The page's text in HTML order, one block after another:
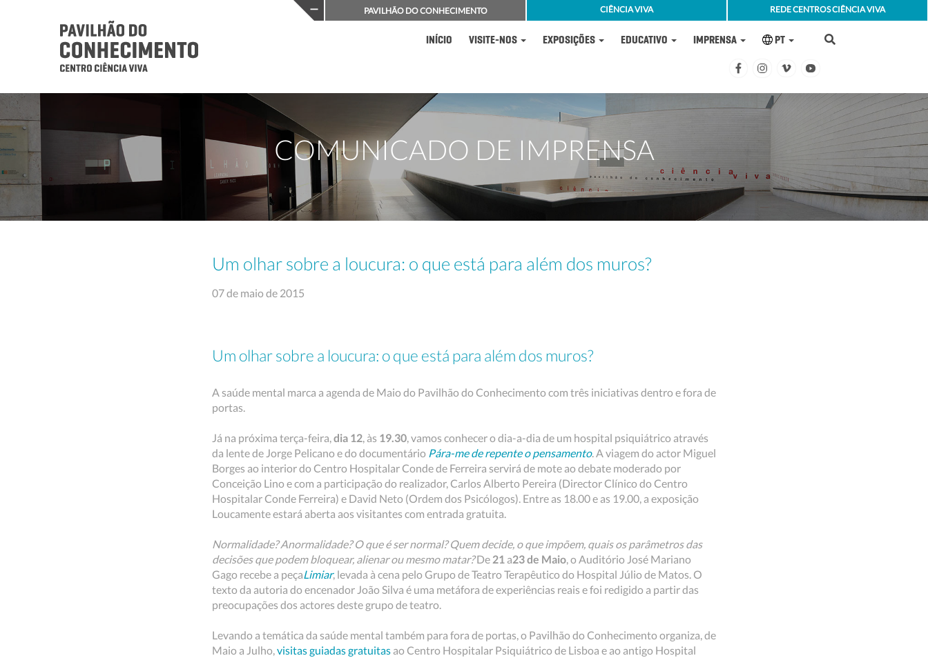
PAVILHÃO DO CONHECIMENTO CIÊNCIA VIVA REDE CENTROS CIÊNCIA VIVA
INÍCIO VISITE-NOS EXPOSIÇÕES EDUCATIVO IMPRENSA PT
COMUNICADO DE IMPRENSA
Um olhar sobre a loucura: o que está para além dos muros?
07 de maio de 2015
Um olhar sobre a loucura: o que está para além dos muros?
A saúde mental marca a agenda de Maio do Pavilhão do Conhecimento com três iniciativas dentro e fora de
portas.
Já na próxima terça-feira,dia 12, às 19.30, vamos conhecer o dia-a-dia de um hospital psiquiátrico através
da lente de Jorge Pelicano e do documentário Pára-me de repente o pensamento. A viagem do actor Miguel
Borges ao interior do Centro Hospitalar Conde de Ferreira servirá de mote ao debate moderado por
Conceição Lino e com a participação do realizador, Carlos Alberto Pereira (Director Clínico do Centro
Hospitalar Conde Ferreira) e David Neto (Ordem dos Psicólogos). Entre as 18.00 e as 19.00, a exposição
Loucamente estará aberta aos visitantes com entrada gratuita.
Normalidade? Anormalidade? O que é ser normal? Quem decide, o que impõem, quais os parâmetros das
decisões que podem bloquear, alienar ou mesmo matar?De 21 a23 de Maio, o Auditório José Mariano
Gago recebe a peçaLimiar, levada à cena pelo Grupo de Teatro Terapêutico do Hospital Júlio de Matos. O
texto da autoria do encenador João Silva é uma metáfora de experiências reais e foi redigido a partir das
preocupações dos actores deste grupo de teatro.
Levando a temática da saúde mental também para fora de portas, o Pavilhão do Conhecimento organiza, de
Maio a Julho,visitas guiadas gratuitas ao Centro Hospitalar Psiquiátrico de Lisboa e ao antigo Hospital